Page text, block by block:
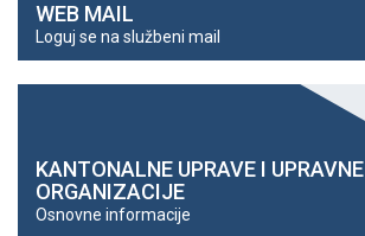
WEB MAIL
Loguj se na službeni mail
KANTONALNE UPRAVE I UPRAVNE
ORGANIZACIJE
Osnovne informacije